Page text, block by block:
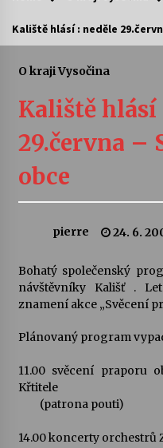
Sukuba
kapkou
Veselí
Pozvánka
šedesátka:
28. 7.
Letní
28. 7.
23. 7.
Kaliště hlásí : neděle
O kraji Vysočina
Kaliště hlásí
29.června –
obce
pierre 24. 6.
Bohatý společenský
návštěvníky Kališť .
znamení akce „Svěcení
Plánovaný program
11.00 svěcení praporu
Křtitele
(patrona pouti)
14.00 koncerty orchestrů